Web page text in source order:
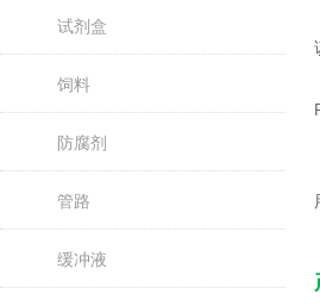
试剂盒
饲料
防腐剂
管路
缓冲液